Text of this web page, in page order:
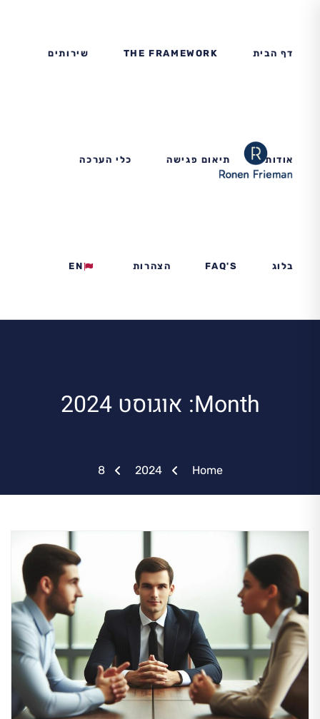
דף הבית THE FRAMEWORK שירותים
אודות תיאום פגישה כלי הערכה
בלוג FAQ'S הצהרות EN
Month: אוגוסט 2024
Home
2024
8